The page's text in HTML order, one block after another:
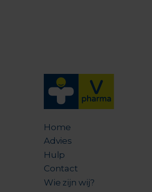
Home
Advies
Hulp
Contact
Wie zijn wij?